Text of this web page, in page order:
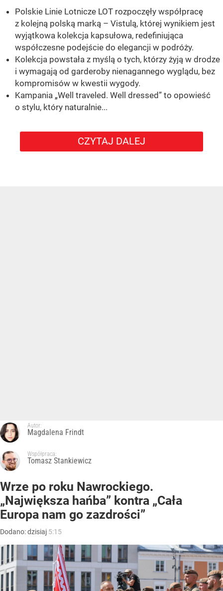
Polskie Linie Lotnicze LOT rozpoczęły współpracę
z kolejną polską marką – Vistulą, której wynikiem jest
wyjątkowa kolekcja kapsułowa, redefiniująca
współczesne podejście do elegancji w podróży.
Kolekcja powstała z myślą o tych, którzy żyją w drodze
i wymagają od garderoby nienagannego wyglądu, bez
kompromisów w kwestii wygody.
Kampania „Well traveled. Well dressed” to opowieść
o stylu, który naturalnie...
CZYTAJ DALEJ
Autor:
Magdalena Frindt
Współpraca:
Tomasz Stankiewicz
Wrze po roku Nawrockiego.
„Największa hańba” kontra „Cała
Europa nam go zazdrości”
Dodano:dzisiaj 5:15